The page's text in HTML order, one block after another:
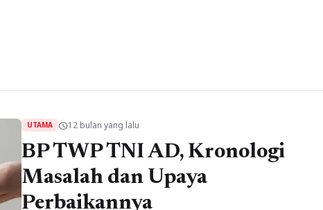
UTAMA schedule12 bulan yang lalu
BP TWP TNI AD, Kronologi
Masalah dan Upaya
Perbaikannya